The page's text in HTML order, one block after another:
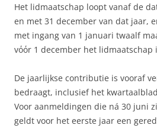
Het lidmaatschap loopt vanaf de
en met 31 december van dat jaar,
met ingang van 1 januari twaalf
vόόr 1 december het lidmaatschap
De jaarlijkse contributie is vooraf
bedraagt, inclusief het
Voor aanmeldingen die ná 30 juni
geldt voor het eerste jaar een